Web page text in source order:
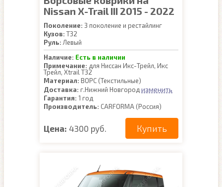
Nissan X-Trail III 2015 - 2022
Поколение: 3 поколение и рестайлинг
Кузов: T32
Руль: Левый
Наличие: Есть в наличии
Примечание: для Ниссан Икс-Трейл, Икс
Трейл, Xtrail Т32
Материал: ВОРС (Текстильные)
Доставка: г.Нижний Новгород изменить
Гарантия: 1 год
Производитель: CARFORMA (Россия)
Цена: 4300 руб. Купить